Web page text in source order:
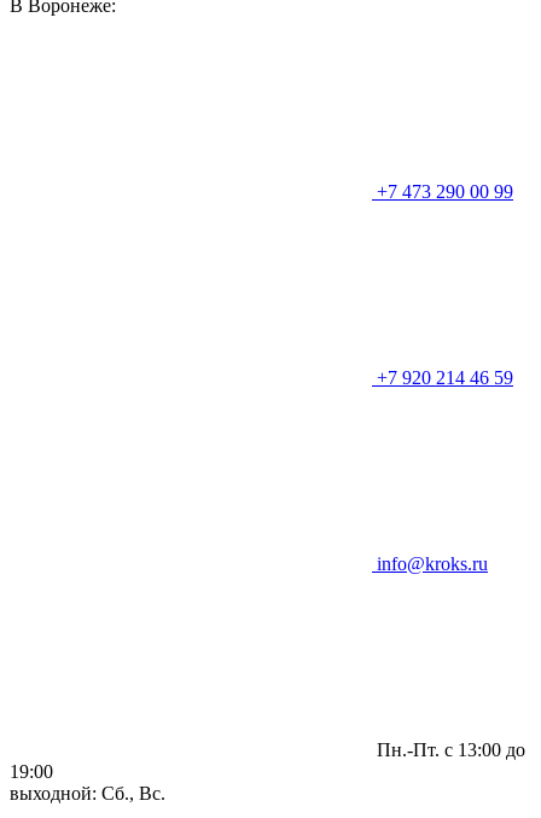
В Воронеже:
+7 473 290 00 99
+7 920 214 46 59
info@kroks.ru
Пн.-Пт. с 13:00 до
19:00
выходной: Сб., Вс.